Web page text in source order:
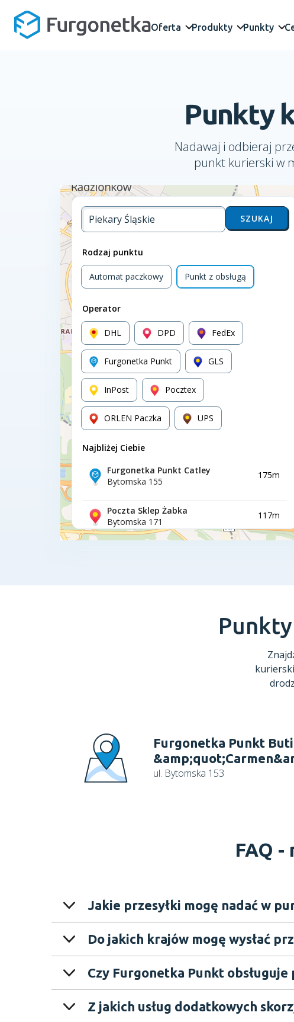
Oferta Produkty Punkty
Punkty
Nadawaj i odbieraj
punkt kurierski w
Furgonetka Punkt
ul. Bytomska 153
FAQ -
Jakie przesyłki mogę nadać w
Do jakich krajów mogę wysłać
Czy Furgonetka Punkt obsługuje
Z jakich usług dodatkowych